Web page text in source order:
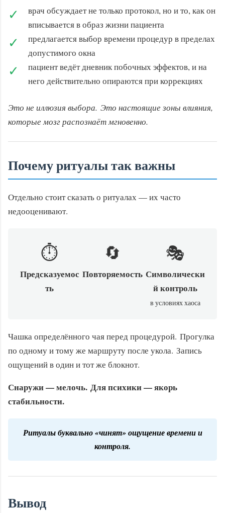
✓
врач обсуждает не только протокол, но и то, как он
вписывается в образ жизни пациента
✓
предлагается выбор времени процедур в пределах
допустимого окна
✓
пациент ведёт дневник побочных эффектов, и на
него действительно опираются при коррекциях
Это не иллюзия выбора. Это настоящие зоны влияния,
которые мозг распознаёт мгновенно.
Почему ритуалы так важны
Отдельно стоит сказать о ритуалах — их часто
недооценивают.
⏱️
Предсказуемос
ть
🔄
Повторяемость
🎭
Символически
й контроль
в условиях хаоса
Чашка определённого чая перед процедурой. Прогулка
по одному и тому же маршруту после укола. Запись
ощущений в один и тот же блокнот.
Снаружи — мелочь. Для психики — якорь
стабильности.
Ритуалы буквально «чинят» ощущение времени и
контроля.
Вывод